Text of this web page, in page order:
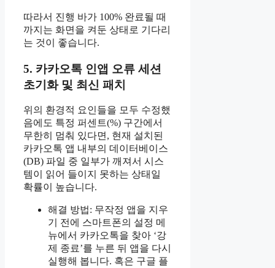
따라서 진행 바가 100% 완료될 때
까지는 화면을 켜둔 상태로 기다리
는 것이 좋습니다.
5. 카카오톡 인앱 오류 세션
초기화 및 최신 패치
위의 환경적 요인들을 모두 수정했
음에도 특정 퍼센트(%) 구간에서
무한히 멈춰 있다면, 현재 설치된
카카오톡 앱 내부의 데이터베이스
(DB) 파일 중 일부가 깨져서 시스
템이 읽어 들이지 못하는 상태일
확률이 높습니다.
해결 방법: 무작정 앱을 지우
기 전에 스마트폰의 설정 메
뉴에서 카카오톡을 찾아 ‘강
제 종료’를 누른 뒤 앱을 다시
실행해 봅니다. 혹은 구글 플